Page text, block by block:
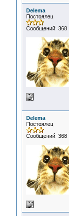
Delema
Постоялец
Сообщений: 368
Delema
Постоялец
Сообщений: 368